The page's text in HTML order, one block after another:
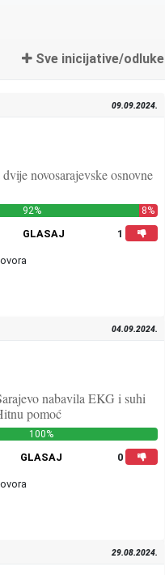
Sve inicijative/odluke
09.09.2024.
novosarajevske osnovne
92% 8%
GLASAJ 1
04.09.2024.
nabavila EKG i suhi
pomoć
100%
GLASAJ 0
29.08.2024.